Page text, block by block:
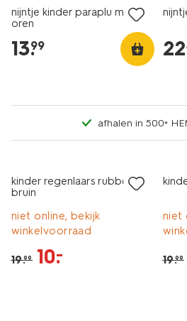
nijntje kinder paraplu met
oren
13.
99 22
afhalen in 500+
kinder regenlaars rubber
bruin
niet online, bekijk
winkelvoorraad
19.99 10.
–
niet
19.99